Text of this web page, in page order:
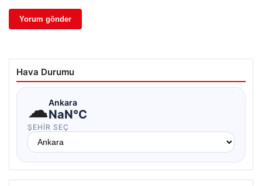
Hava Durumu
☁Ankara
NaN°C
ŞEHIR SEÇ